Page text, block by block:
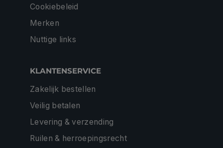
Cookiebeleid
Merken
Nuttige links
KLANTENSERVICE
Zakelijk bestellen
Veilig betalen
Levering & verzending
Ruilen & herroepingsrecht